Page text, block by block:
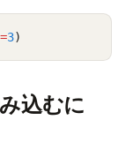
=3)
込むに